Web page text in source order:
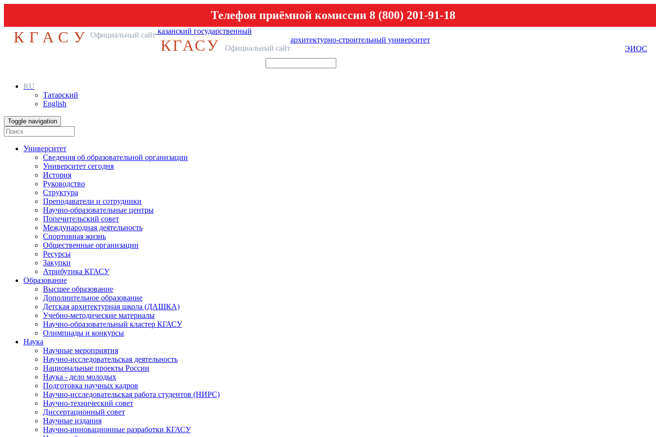
Телефон приёмной комиссии 8 (800) 201-91-18
КГАСУ Официальный сайт казанский государственный
архитектурно-строительный университет
КГАСУ Официальный сайт ЭИОС
RU
Татарский
English
Toggle navigation
Университет
Сведения об образовательной организации
Университет сегодня
История
Руководство
Структура
Преподаватели и сотрудники
Научно-образовательные центры
Попечительский совет
Международная деятельность
Спортивная жизнь
Общественные организации
Ресурсы
Закупки
Атрибутика КГАСУ
Образование
Высшее образование
Дополнительное образование
Детская архитектурная школа (ДАШКА)
Учебно-методические материалы
Научно-образовательный кластер КГАСУ
Олимпиады и конкурсы
Наука
Научные мероприятия
Научно-исследовательская деятельность
Национальные проекты России
Наука - дело молодых
Подготовка научных кадров
Научно-исследовательская работа студентов (НИРС)
Научно-технический совет
Диссертационный совет
Научные издания
Научно-инновационные разработки КГАСУ